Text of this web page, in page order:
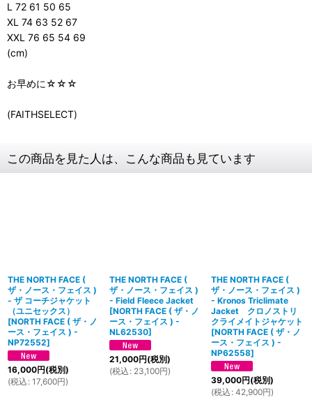
L 72 61 50 65
XL 74 63 52 67
XXL 76 65 54 69
(cm)
お早めに☆☆☆
(FAITHSELECT)
この商品を見た人は、こんな商品も見ています
THE NORTH FACE (
ザ・ノース・フェイス )
- ザ コーチジャケット
（ユニセックス）
[NORTH FACE ( ザ・ノ
ース・フェイス ) -
NP72552]
16,000円(税別)
(税込 : 17,600円)
THE NORTH FACE (
ザ・ノース・フェイス )
- Field Fleece Jacket
[NORTH FACE ( ザ・ノ
ース・フェイス ) -
NL62530]
21,000円(税別)
(税込 : 23,100円)
THE NORTH FACE (
ザ・ノース・フェイス )
- Kronos Triclimate
Jacket クロノストリ
クライメイトジャケット
[NORTH FACE ( ザ・ノ
ース・フェイス ) -
NP62558]
39,000円(税別)
(税込 : 42,900円)